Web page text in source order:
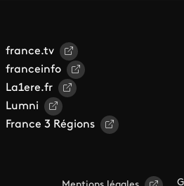
france.tv
franceinfo
La1ere.fr
Lumni
France 3 Régions